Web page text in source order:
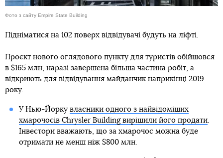
Фото з сайту Empire State Building
Підніматися на 102 поверх відвідувачі будуть на ліфті.
Проєкт нового оглядового пункту для туристів обійшовся
в $165 млн, наразі завершена більша частина робіт, а
відкриють для відвідування майданчик наприкінці 2019
року.
У Нью-Йорку власники одного з найвідоміших
хмарочосів Chrysler Building вирішили його продати.
Інвестори вважають, що за хмарочос можна буде
отримати не менш ніж $800 млн.